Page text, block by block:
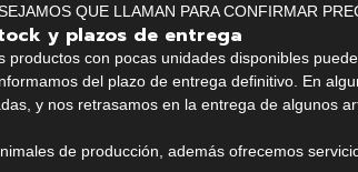
QUE LLAMAN PARA CONFIRMAR
y plazos de entrega
con pocas unidades disponibles
del plazo de entrega definitivo. En
y nos retrasamos en la entrega de algunos
de producción, además ofrecemos